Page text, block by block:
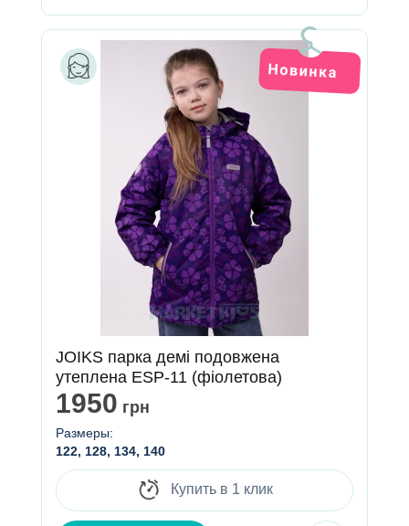
JOIKS парка демі подовжена
утеплена ESP-11 (фіолетова)
1950 грн
Размеры:
122, 128, 134, 140
Купить в 1 клик